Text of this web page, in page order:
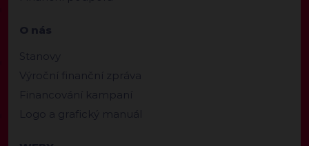
O nás
Stanovy
Výroční finanční zpráva
Financování kampaní
Logo a grafický manuál